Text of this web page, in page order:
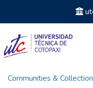
Communities &
Home Browse by